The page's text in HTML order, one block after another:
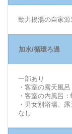
動力揚湯の自家源
加水/循環ろ過
一部あり
・客室の露天風
・客室の内風呂
・男女別浴場、
なし